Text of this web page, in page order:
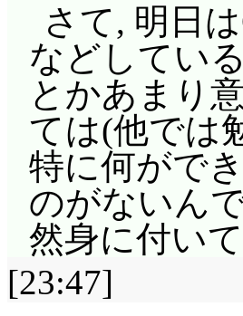
さて, 明日
などしてい
とかあまり
ては(他では
特に何がで
のがないん
然身に付い
[23:47]